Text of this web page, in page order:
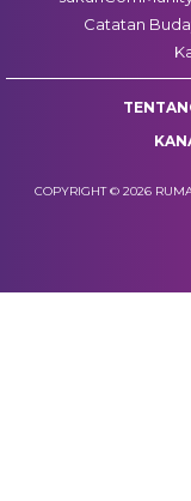
Catatan
COPYRIGHT © 2026